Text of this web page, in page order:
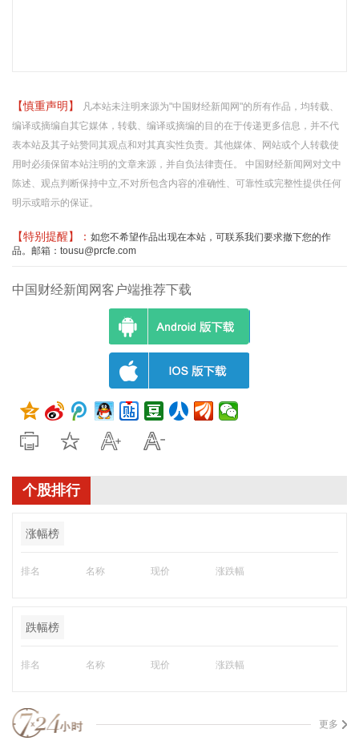
【慎重声明】
凡本站未注明来源为"中国财经新闻网"的所有作品，均转载、
编译或摘编自其它媒体，转载、编译或摘编的目的在于传递更多信息，并不代
表本站及其子站赞同其观点和对其真实性负责。其他媒体、网站或个人转载使
用时必须保留本站注明的文章来源，并自负法律责任。 中国财经新闻网对文中
陈述、观点判断保持中立,不对所包含内容的准确性、可靠性或完整性提供任何
明示或暗示的保证。
【特别提醒】： 如您不希望作品出现在本站，可联系我们要求撤下您的作
品。邮箱：tousu@prcfe.com
中国财经新闻网客户端推荐下载
个股排行
涨幅榜
排名 名称 现价 涨跌幅
跌幅榜
排名 名称 现价 涨跌幅
更多